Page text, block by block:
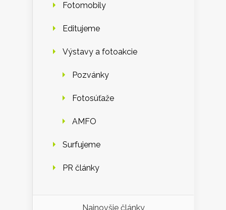
Fotomobily
Editujeme
Výstavy a fotoakcie
Pozvánky
Fotosúťaže
AMFO
Surfujeme
PR články
Najnovšie články